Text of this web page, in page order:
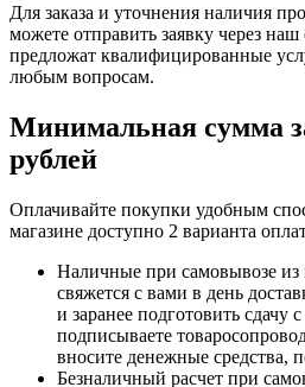
Для заказа и уточнения наличия
можете отправить заявку через
предложат квалифицированные
любым вопросам.
Минимальная сумма
рублей
Оплачивайте покупки удобным
магазине доступно 2 варианта
Наличные при самовывозе из
свяжется с вами в день
и заранее подготовить
подписываете
вносите денежные средства,
Безналичный расчет при